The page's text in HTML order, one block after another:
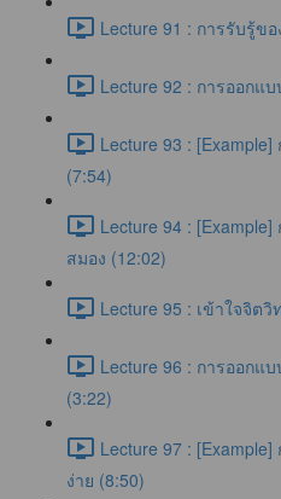
Lecture 91 : การรับรู้ข
Lecture 92 : การออกแ
Lecture 93 :
(7:54)
Lecture 94 :
สมอง (12:02)
Lecture 95 : เข้าใจจิต
Lecture 96 : การออกแ
(3:22)
Lecture 97 :
ง่าย (8:50)